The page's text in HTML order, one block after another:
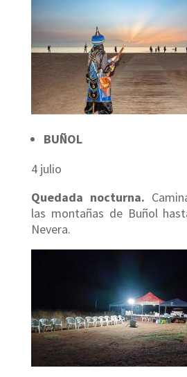
BUÑOL
4 julio
Quedada nocturna.
las montañas de Buñol
Nevera.